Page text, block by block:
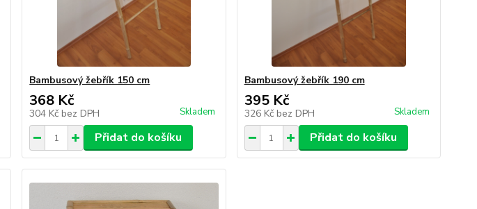
Bambusový žebřík 150 cm
368 Kč
304 Kč bez DPH Skladem
Přidat do košíku
Bambusový žebřík 190 cm
395 Kč
326 Kč bez DPH Skladem
Přidat do košíku